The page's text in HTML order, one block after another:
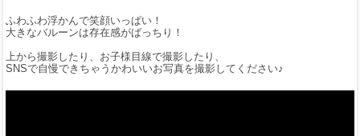
ふわふわ浮かんで笑顔いっぱい！
大きなバルーンは存在感がばっちり！
上から撮影したり、お子様目線で撮影したり、
SNSで自慢できちゃうかわいいお写真を撮影してください♪